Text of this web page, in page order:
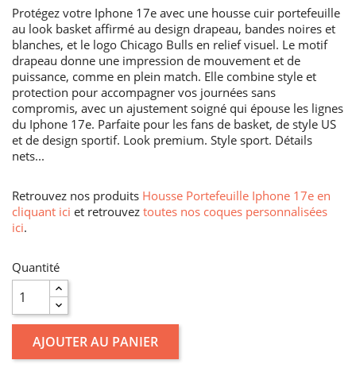
Protégez votre Iphone 17e avec une housse cuir portefeuille
au look basket affirmé au design drapeau, bandes noires et
blanches, et le logo Chicago Bulls en relief visuel. Le motif
drapeau donne une impression de mouvement et de
puissance, comme en plein match. Elle combine style et
protection pour accompagner vos journées sans
compromis, avec un ajustement soigné qui épouse les lignes
du Iphone 17e. Parfaite pour les fans de basket, de style US
et de design sportif. Look premium. Style sport. Détails
nets...
Retrouvez nos produits Housse Portefeuille Iphone 17e en
cliquant ici et retrouvez toutes nos coques personnalisées
ici.
Quantité
AJOUTER AU PANIER